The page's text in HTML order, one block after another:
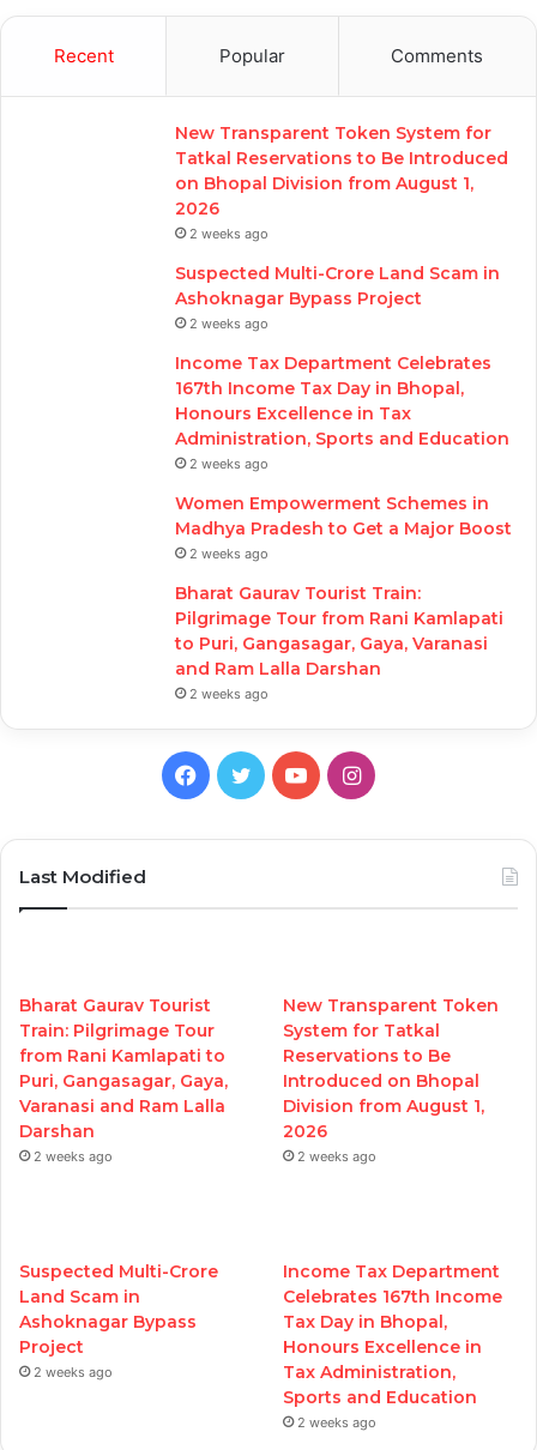
Recent Popular Comments
New Transparent Token System for
Tatkal Reservations to Be Introduced
on Bhopal Division from August 1,
2026
2 weeks ago
Suspected Multi-Crore Land Scam in
Ashoknagar Bypass Project
2 weeks ago
Income Tax Department Celebrates
167th Income Tax Day in Bhopal,
Honours Excellence in Tax
Administration, Sports and Education
2 weeks ago
Women Empowerment Schemes in
Madhya Pradesh to Get a Major Boost
2 weeks ago
Bharat Gaurav Tourist Train:
Pilgrimage Tour from Rani Kamlapati
to Puri, Gangasagar, Gaya, Varanasi
and Ram Lalla Darshan
2 weeks ago
Facebook
TwitterYouTubeInstagram
Last Modified
Bharat Gaurav Tourist
Train: Pilgrimage Tour
from Rani Kamlapati to
Puri, Gangasagar, Gaya,
Varanasi and Ram Lalla
Darshan
2 weeks ago
New Transparent Token
System for Tatkal
Reservations to Be
Introduced on Bhopal
Division from August 1,
2026
2 weeks ago
Suspected Multi-Crore
Land Scam in
Ashoknagar Bypass
Project
2 weeks ago
Income Tax Department
Celebrates 167th Income
Tax Day in Bhopal,
Honours Excellence in
Tax Administration,
Sports and Education
2 weeks ago